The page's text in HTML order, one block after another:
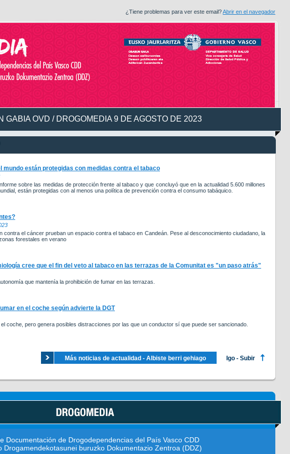
¿Tiene problemas para ver este email?Abrir en el navegador
GABIA OVD / DROGOMEDIA 9 DE AGOSTO DE 2023
mundo están protegidas con medidas contra el tabaco
sobre las medidas de protección frente al tabaco y que concluyó que en la actualidad 5.600 millones
están protegidas con al menos una política de prevención contra el consumo tabáquico.
contra el cáncer prueban un espacio contra el tabaco en Candeán. Pese al desconocimiento ciudadano, la
forestales en verano
cree que el fin del veto al tabaco en las terrazas de la Comunitat es "un paso atrás"
que mantenía la prohibición de fumar en las terrazas.
en el coche según advierte la DGT
coche, pero genera posibles distracciones por las que un conductor sí que puede ser sancionado.
Más noticias de actualidad - Albiste berri gehiago Igo - Subir
Documentación de Drogodependencias del País Vasco CDD
Drogamendekotasunei buruzko Dokumentazio Zentroa (DDZ)